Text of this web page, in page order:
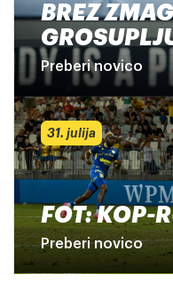
BREZ
Preberi novico
31. julija
FOT: KOP-
Preberi novico